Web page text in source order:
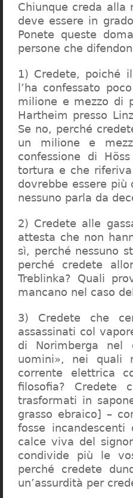
Chiunque creda alla
deve essere in
Ponete queste
persone che
1) Credete, poiché
l’ha confessato
milione e mezzo di
Hartheim presso
Se no, perché
un milione e
confessione di
tortura e che
dovrebbe essere
nessuno parla da
2) Credete alle
attesta che non
sì, perché nessuno
perché credete
Treblinka? Quali
mancano nel caso
3) Credete che
assassinati col
di Norimberga nel
uomini», nei quali
corrente elettrica
filosofia? Credete
trasformati in
grasso ebraico] –
fosse
calce viva del
condivide più le
perché credete
un’assurdità per